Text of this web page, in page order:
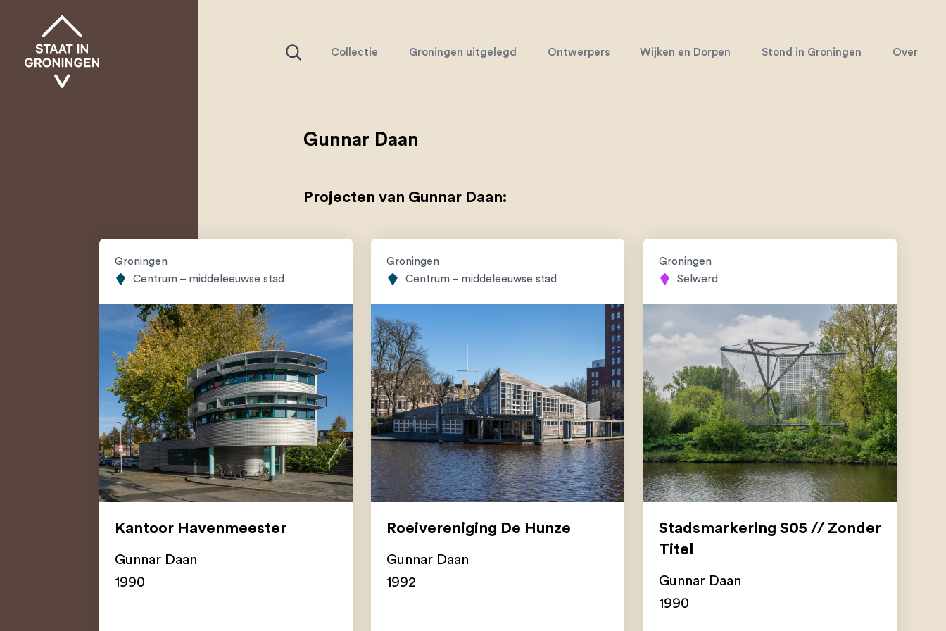
Collectie Groningen uitgelegd Ontwerpers Wijken en Dorpen Stond in Groningen Over
Gunnar Daan
Projecten van Gunnar Daan:
Groningen
Centrum – middeleeuwse stad
Kantoor Havenmeester
Gunnar Daan
1990
Groningen
Centrum – middeleeuwse stad
Roeivereniging De Hunze
Gunnar Daan
1992
Groningen
Selwerd
Stadsmarkering S05 // Zonder
Titel
Gunnar Daan
1990